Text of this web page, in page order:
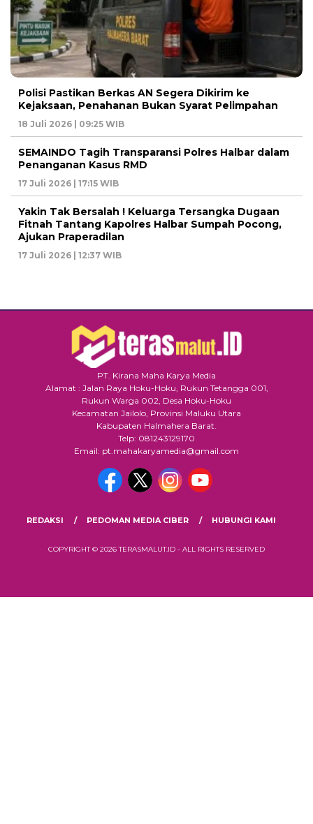
Polisi Pastikan Berkas AN Segera Dikirim ke
Kejaksaan, Penahanan Bukan Syarat Pelimpahan
18 Juli 2026 | 09:25 WIB
SEMAINDO Tagih Transparansi Polres Halbar dalam
Penanganan Kasus RMD
17 Juli 2026 | 17:15 WIB
Yakin Tak Bersalah ! Keluarga Tersangka Dugaan
Fitnah Tantang Kapolres Halbar Sumpah Pocong,
Ajukan Praperadilan
17 Juli 2026 | 12:37 WIB
PT. Kirana Maha Karya Media
Alamat : Jalan Raya Hoku-Hoku, Rukun Tetangga 001,
Rukun Warga 002, Desa Hoku-Hoku
Kecamatan Jailolo, Provinsi Maluku Utara
Kabupaten Halmahera Barat.
Telp: 081243129170
Email: pt.mahakaryamedia@gmail.com
REDAKSI PEDOMAN MEDIA CIBER HUBUNGI KAMI
COPYRIGHT © 2026 TERASMALUT.ID - ALL RIGHTS RESERVED